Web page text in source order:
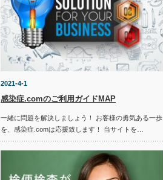
2021-4-1
感染症.comのご利用ガイドMAP
一緒に問題を解決しましょう！ お客様の勇気ある一歩
を、感染症.comは応援致します！ 当サイトを…